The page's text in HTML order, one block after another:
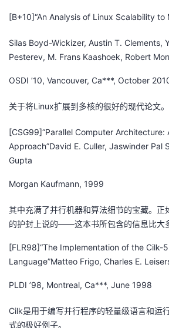
[B+10]“An Analysis of Linux Scalability to
Silas Boyd-Wickizer, Austin T. Clements,
Pesterev, M. Frans Kaashoek, Robert
OSDI ’10, Vancouver, Ca***, October
关于将Linux扩展到多核的很好的现代论文。
[CSG99]“Parallel Computer
Approach”David E. Culler, Jaswinder Pal
Gupta
Morgan Kaufmann, 1999
其中充满了并行机器和算法细节的宝藏。正
的护封上说的——这本书所包含的信息比大
[FLR98]“The Implementation of the Cilk-
Language”Matteo Frigo, Charles E.
PLDI ’98, Montreal, Ca***, June 1998
Cilk是用于编写并行程序的轻量级语言和运
式的极好例子。